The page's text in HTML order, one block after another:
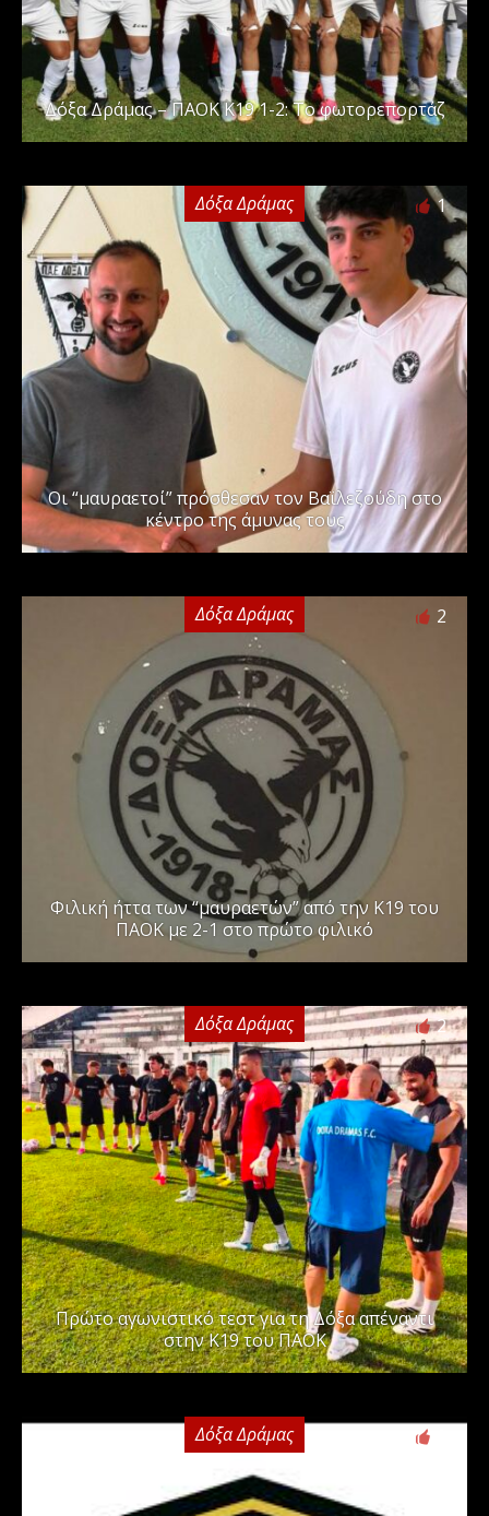
Δόξα Δράμας – ΠΑΟΚ Κ19 1-2: Το φωτορεπορτάζ
Δόξα Δράμας 1
Οι “μαυραετοί” πρόσθεσαν τον Βαϊλεζούδη στο
κέντρο της άμυνας τους
Δόξα Δράμας 2
Φιλική ήττα των “μαυραετών” από την Κ19 του
ΠΑΟΚ με 2-1 στο πρώτο φιλικό
Δόξα Δράμας 2
Πρώτο αγωνιστικό τεστ για τη Δόξα απέναντι
στην Κ19 του ΠΑΟΚ
Δόξα Δράμας